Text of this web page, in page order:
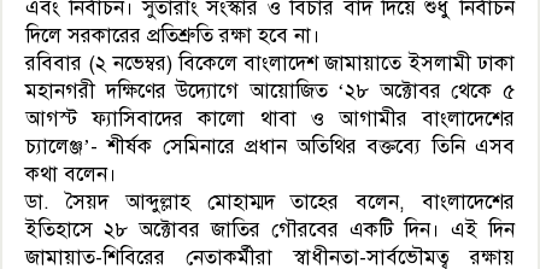
এবং নির্বাচন। সুতারাং সংস্কার ও বিচার বাদ দিয়ে শুধু নির্বাচন
দিলে সরকারের প্রতিশ্রুতি রক্ষা হবে না।
রবিবার (২ নভেম্বর) বিকেলে বাংলাদেশ জামায়াতে ইসলামী ঢাকা
মহানগরী দক্ষিণের উদ্যোগে আয়োজিত ‘২৮ অক্টোবর থেকে ৫
আগস্ট ফ্যাসিবাদের কালো থাবা ও আগামীর বাংলাদেশের
চ্যালেঞ্জ’- শীর্ষক সেমিনারে প্রধান অতিথির বক্তব্যে তিনি এসব
কথা বলেন।
ডা. সৈয়দ আব্দুল্লাহ মোহাম্মদ তাহের বলেন, বাংলাদেশের
ইতিহাসে ২৮ অক্টোবর জাতির গৌরবের একটি দিন। এই দিন
জামায়াত-শিবিরের নেতাকর্মীরা স্বাধীনতা-সার্বভৌমত্ব রক্ষায়